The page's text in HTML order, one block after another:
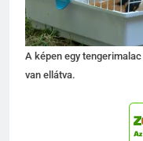
A képen egy
van ellátva.